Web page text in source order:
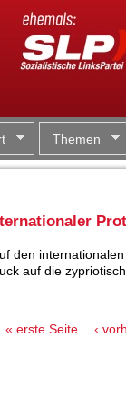
Themen
den
auf die
« erste Seite ‹